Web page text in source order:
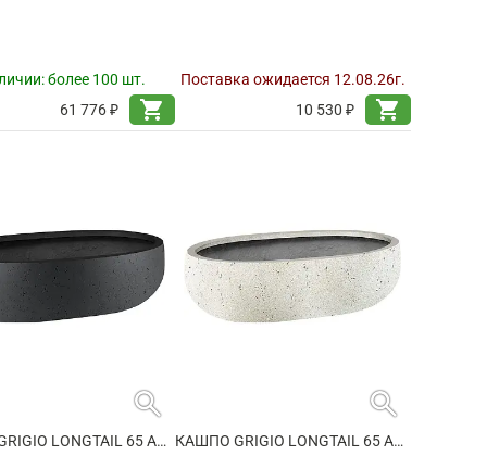
более 100 шт.
61 776 ₽
shopping_cart
Поставка ожидается 12.08.26г.
10 530 ₽
shopping_cart
search
КАШПО GRIGIO LONGTAIL 65 ANTHRACITE
search
КАШПО GRIGIO LONGTAIL 65 ANTIQUE WHITE